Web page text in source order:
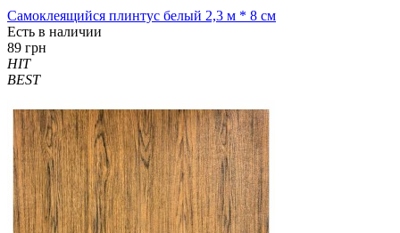
Самоклеящийся плинтус белый 2,3 м * 8 см
Есть в наличии
89 грн
HIT
BEST